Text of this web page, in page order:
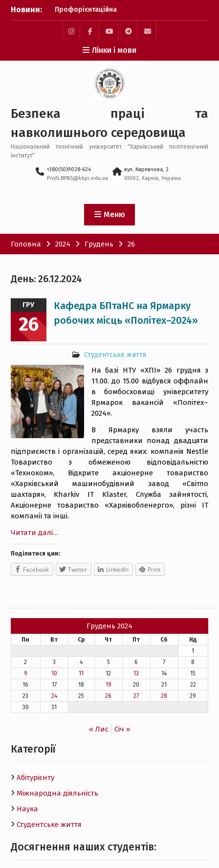
Перейти
Новини:
року
XXXIV-ої щорічної
конференції MicroCAD-
практичної підготовки
Атестаційний іспит
бакалаврів 2026 року
InstagramFacebookYouTubeTelegram
Mail
Лінки і мови
Безпека праці та
навколишнього середовища
Національний технічний університет "Харківський політехнічний
інститут"
+380(50)9028-624
Profs.BPNS@khpi.edu.ua
вул. Кирпичова, 2
61002, Харків, Україна
Меню
Головна 2024 Грудень 26
День: 26.12.2024
ГРУ
26
Кафедра БПтаНС на Ярмарку
робочих місць «Політех–2024»
Студентське життя
На базі НТУ «ХПІ» 26 грудня з
11.00. до 15.00 відбувся оффлайн
в бомбосховищі університету
Ярмарок вакансій «Політех–
2024».
В Ярмарку взяли участь
представники понад двадцяти
підприємств і організацій, серед яких: компанія Nestle
Товариство з обмеженою відповідальністю
«Техноком», Відкрите акціонерне товариство
«Харківський машинобудівний завод «Світло
шахтаря», Kharkiv IT Klaster, Служба зайнятості,
Акціонерне товариство «Харківобленерго», різні IT
компанії та інші.
Читати далі…
Поділитися цим:
Facebook Twitter LinkedIn Print
Грудень 2024
Пн Вт Ср Чт Пт Сб
Нд
1
2
3 4 5 6 7
8
9
10 11 12 13 14
15
16
17 18 19 20 21
22
23
24 25 26 27 28
29
30
31
« Лис Січ »
Категорії
Абітурієнту
Міжнародна діяльність
Наука
Студентське життя
Досягнення наших студентів: